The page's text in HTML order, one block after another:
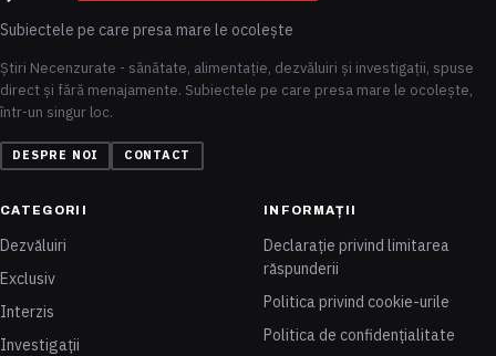
Subiectele pe care presa mare le ocolește
Știri Necenzurate - sănătate, alimentație, dezvăluiri și investigații, spuse
direct și fără menajamente. Subiectele pe care presa mare le ocolește,
într-un singur loc.
DESPRE NOI CONTACT
CATEGORII
Dezvăluiri
Exclusiv
Interzis
Investigații
INFORMAȚII
Declarație privind limitarea
răspunderii
Politica privind cookie-urile
Politica de confidențialitate